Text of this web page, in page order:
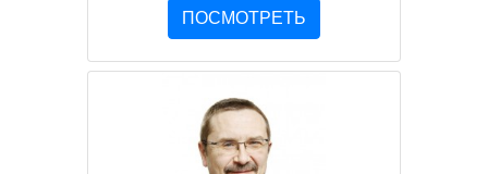
ПОСМОТРЕТЬ